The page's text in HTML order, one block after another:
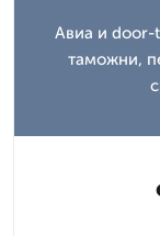
Авиа и door-
таможни,